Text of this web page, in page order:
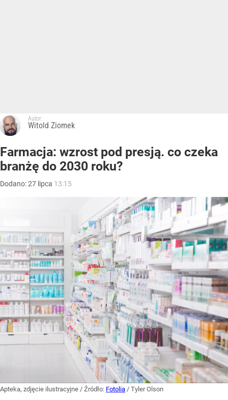
Autor:
Witold Ziomek
Farmacja: wzrost pod presją. co czeka
branżę do 2030 roku?
Dodano:27 lipca 13:15
Apteka, zdjęcie ilustracyjne / Źródło: Fotolia / Tyler Olson